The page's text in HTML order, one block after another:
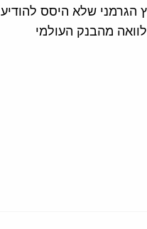
הגרמני שלא היסס להודיע
מהבנק העולמי